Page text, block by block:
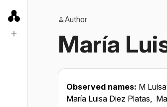
Author
María
Observed names: M
María Luisa Diez Platas,